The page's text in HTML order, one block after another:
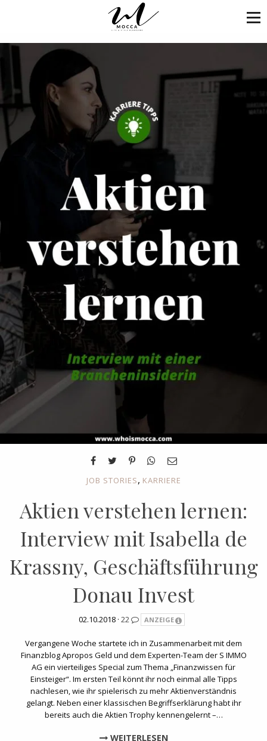
JOB STORIES, KARRIERE
Aktien verstehen lernen:
Interview mit Isabella de
Krassny, Geschäftsführung
Donau Invest
02.10.2018 · 22 ANZEIGE
Vergangene Woche startete ich in Zusammenarbeit mit dem
Finanzblog Apropos Geld und dem Experten-Team der S IMMO
AG ein vierteiliges Special zum Thema „Finanzwissen für
Einsteiger“. Im ersten Teil könnt ihr noch einmal alle Tipps
nachlesen, wie ihr spielerisch zu mehr Aktienverständnis
gelangt. Neben einer klassischen Begriffserklärung habt ihr
bereits auch die Aktien Trophy kennengelernt –…
WEITERLESEN